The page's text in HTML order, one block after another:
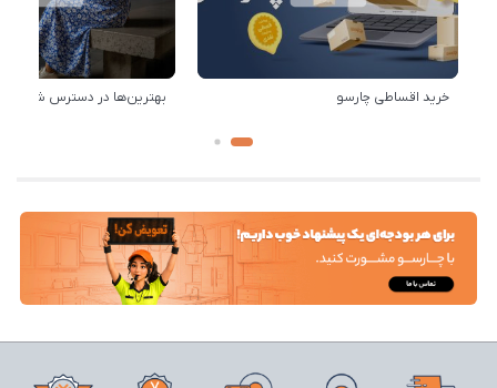
خرید اقساطی چارسو بهترین‌ها در دسترس